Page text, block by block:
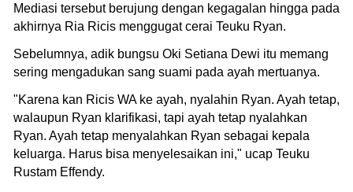
Mediasi tersebut berujung dengan kegagalan hingga pada
akhirnya Ria Ricis menggugat cerai Teuku Ryan.
Sebelumnya, adik bungsu Oki Setiana Dewi itu memang
sering mengadukan sang suami pada ayah mertuanya.
"Karena kan Ricis WA ke ayah, nyalahin Ryan. Ayah tetap,
walaupun Ryan klarifikasi, tapi ayah tetap nyalahkan
Ryan. Ayah tetap menyalahkan Ryan sebagai kepala
keluarga. Harus bisa menyelesaikan ini," ucap Teuku
Rustam Effendy.